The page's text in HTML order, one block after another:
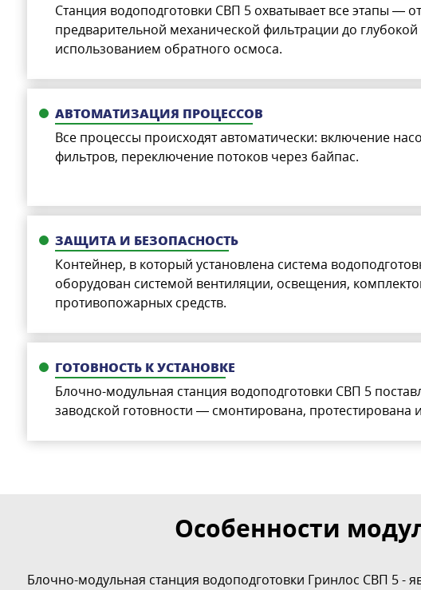
Станция водоподготовки СВП 5 охватывает все этапы — от
предварительной механической фильтрации до глубокой
использованием обратного осмоса.
АВТОМАТИЗАЦИЯ ПРОЦЕССОВ
Все процессы происходят автоматически: включение
фильтров, переключение потоков через байпас.
ЗАЩИТА И БЕЗОПАСНОСТЬ
Контейнер, в который установлена система
оборудован системой вентиляции, освещения,
противопожарных средств.
ГОТОВНОСТЬ К УСТАНОВКЕ
Блочно-модульная станция водоподготовки СВП 5
заводской готовности — смонтирована, протестирована
Особенности
Блочно-модульная станция водоподготовки Гринлос СВП 5 -